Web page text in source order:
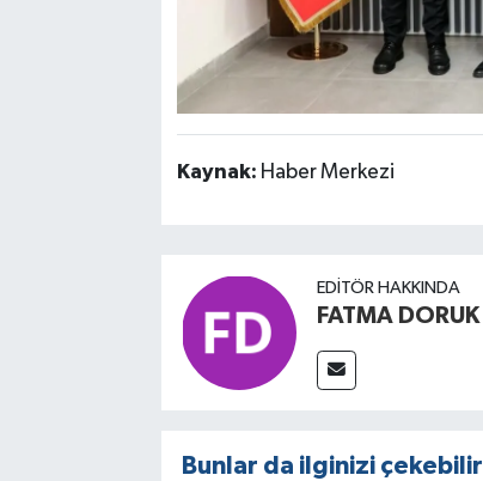
Kaynak: Haber Merkezi
EDITÖR HAKKINDA
FATMA DORUK
Bunlar da ilginizi çekebilir